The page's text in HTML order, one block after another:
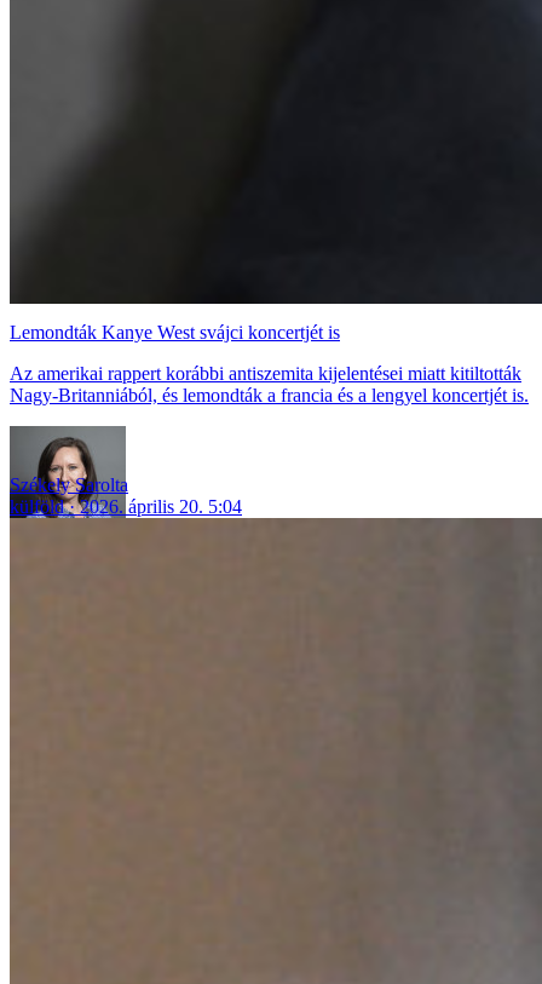
Lemondták Kanye West svájci koncertjét is
Az amerikai rappert korábbi antiszemita kijelentései miatt kitiltották
Nagy-Britanniából, és lemondták a francia és a lengyel koncertjét is.
Székely Sarolta
külföld
2026. április 20. 5:04